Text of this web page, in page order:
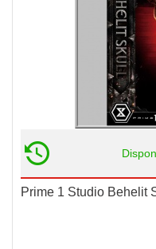
Prime 1 Studio Behelit